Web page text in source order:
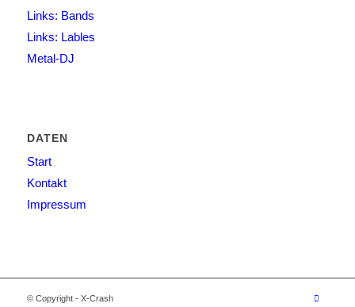
Links: Bands
Links: Lables
Metal-DJ
DATEN
Start
Kontakt
Impressum
© Copyright - X-Crash